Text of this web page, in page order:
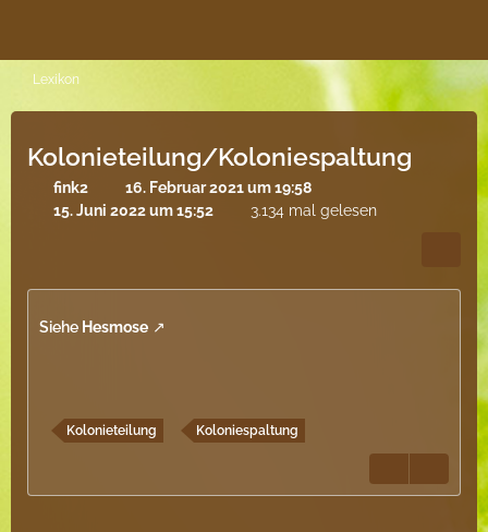
Lexikon
Kolonieteilung/Koloniespaltung
fink2
16. Februar 2021 um 19:58
15. Juni 2022 um 15:52
3.134 mal gelesen
Siehe Hesmose
Kolonieteilung Koloniespaltung